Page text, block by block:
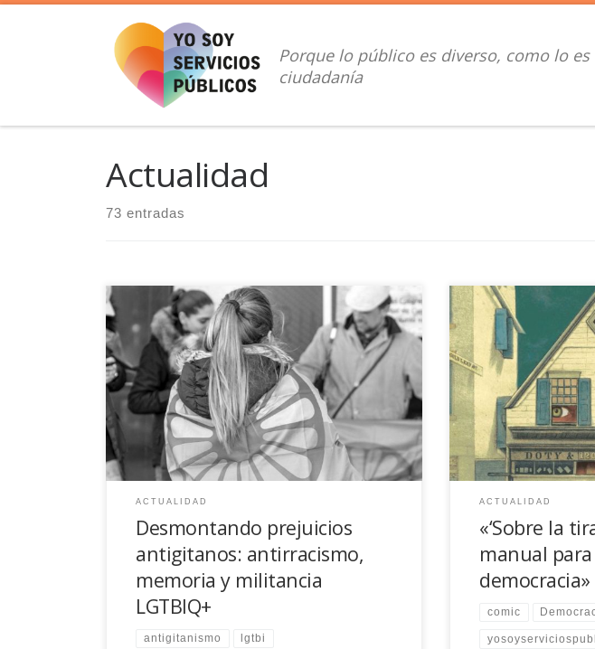
Saltar al contenido
Porque lo público es diverso, como lo es
ciudadanía
Actualidad
73 entradas
Entrevista de La tinta con el activista gitano LGTBIQ+,
Iñaki Vázquez Arencón, del colectivo La Fragua
Projects sobre la resistencia del pueblo romaní, sus
resiliencias, sus diversidades y perspectivas.
ACTUALIDAD
Desmontando prejuicios
antigitanos: antirracismo,
memoria y militancia
LGTBIQ+
antigitanismo lgtbi
En 2017, preocupado
Donald Trump, el
el libro Sobre la tiranía
ofrecía 20 veinte
consciencia individual y
autoritarismos. Uno de
editoriales recientes en
alemano-
fabulosa edición:
Siglo XX (Salamandra
ACTUALIDAD
«‘Sobre la
manual
democracia»
comic